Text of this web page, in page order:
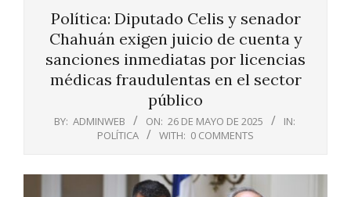
Política: Diputado Celis y senador
Chahuán exigen juicio de cuenta y
sanciones inmediatas por licencias
médicas fraudulentas en el sector
público
BY: ADMINWEB ON: 26 DE MAYO DE 2025
IN:
POLÍTICA
WITH: 0 COMMENTS